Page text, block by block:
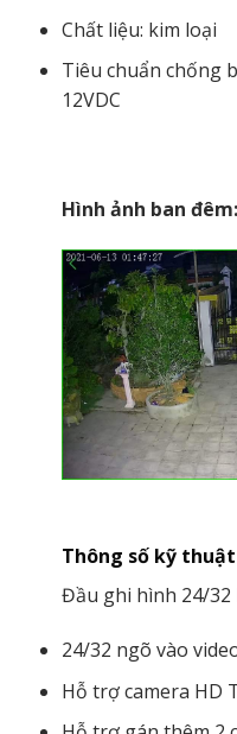
Chất liệu: kim loại
Tiêu chuẩn chống
12VDC
Hình ảnh ban đêm:
Thông số kỹ
Đầu ghi hình 24/32
24/32 ngõ vào
Hỗ trợ camera HD